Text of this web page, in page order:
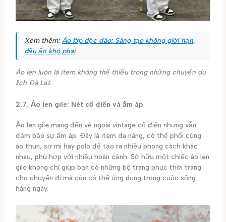
Xem thêm:Áo lớp độc đáo: Sáng tạo không giới hạn,
dấu ấn khó phai
Áo len luôn là item không thể thiếu trong những chuyến du
lịch Đà Lạt.
2.7. Áo len gile: Nét cổ điển và ấm áp
Áo len gile mang đến vẻ ngoài vintage cổ điển nhưng vẫn
đảm bảo sự ấm áp. Đây là item đa năng, có thể phối cùng
áo thun, sơ mi hay polo để tạo ra nhiều phong cách khác
nhau, phù hợp với nhiều hoàn cảnh. Sở hữu một chiếc áo len
gile không chỉ giúp bạn có những bộ trang phục thời trang
cho chuyến đi mà còn có thể ứng dụng trong cuộc sống
hàng ngày.